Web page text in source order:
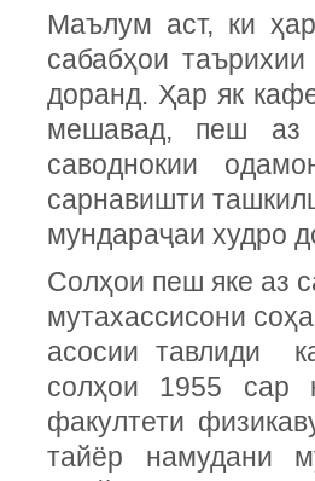
Маълум аст, ки
сабабҳои
доранд. Ҳар як
мешавад, пеш аз
саводнокии
сарнавишти
мундараҷаи худро
Солҳои пеш яке аз
мутахассисони
асосии тавлиди
солҳои 1955 сар
факултети
тайёр намудани